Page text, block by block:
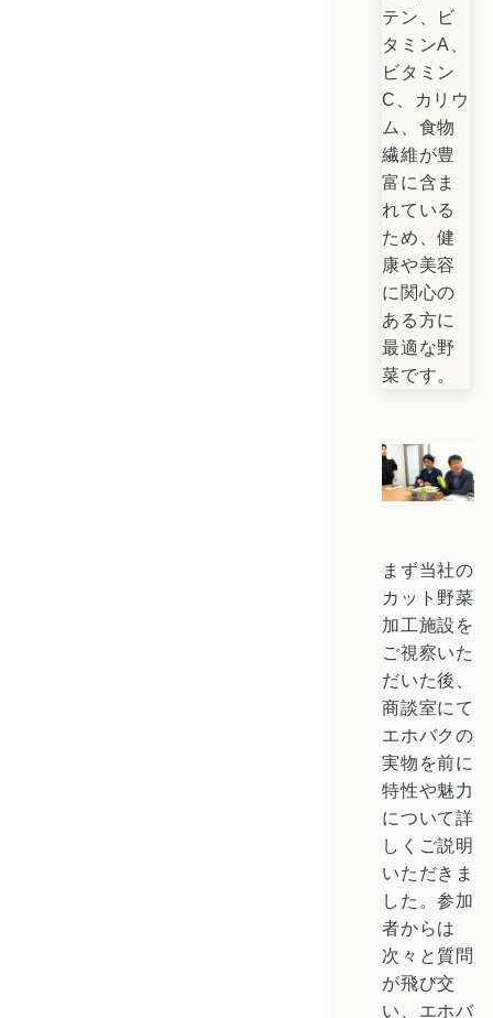
テン、ビ
タミンA、
ビタミン
C、カリウ
ム、食物
繊維が豊
富に含ま
れている
ため、健
康や美容
に関心の
ある方に
最適な野
菜です。
まず当社の
カット野菜
加工施設を
ご視察いた
だいた後、
商談室にて
エホバクの
実物を前に
特性や魅力
について詳
しくご説明
いただきま
した。参加
者からは
次々と質問
が飛び交
い、エホバ